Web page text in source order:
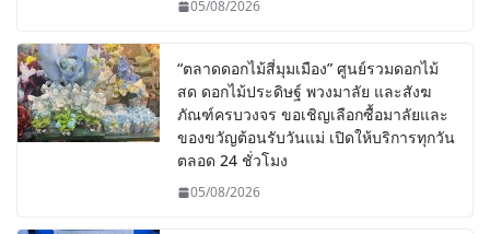
05/08/2026
“ตลาดดอกไม้สี่มุมเมือง” ศูนย์รวมดอกไม้
สด ดอกไม้ประดิษฐ์ พวงมาลัย และสังฆ
ภัณฑ์ครบวงจร ขอเชิญเลือกซื้อมาลัยและ
ของขวัญต้อนรับวันแม่ เปิดให้บริการทุกวัน
ตลอด 24 ชั่วโมง
05/08/2026